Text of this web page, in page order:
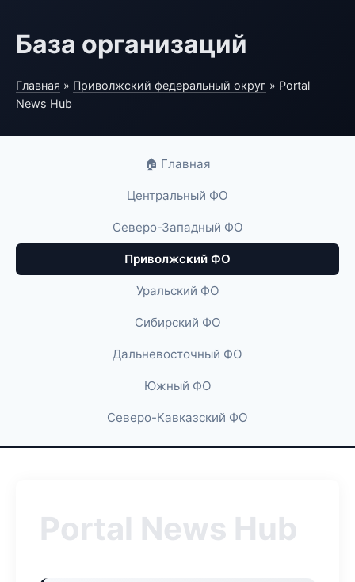
База организаций
Главная » Приволжский федеральный округ » Portal
News Hub
🏠 Главная
Центральный ФО
Северо-Западный ФО
Приволжский ФО
Уральский ФО
Сибирский ФО
Дальневосточный ФО
Южный ФО
Северо-Кавказский ФО
Portal News Hub